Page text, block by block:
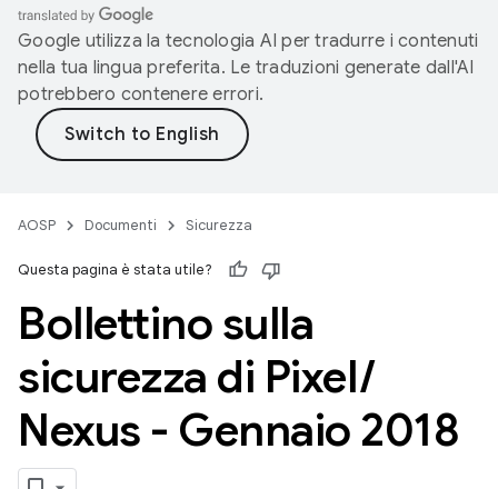
Google utilizza la tecnologia AI per tradurre i contenuti
nella tua lingua preferita. Le traduzioni generate dall'AI
potrebbero contenere errori.
AOSP Documenti Sicurezza
Questa pagina è stata utile?
Bollettino sulla
sicurezza di Pixel/
Nexus - Gennaio 2018